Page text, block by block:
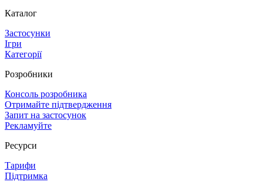
Каталог
Застосунки
Ігри
Категорії
Розробники
Консоль розробника
Отримайте підтвердження
Запит на застосунок
Рекламуйте
Ресурси
Тарифи
Підтримка